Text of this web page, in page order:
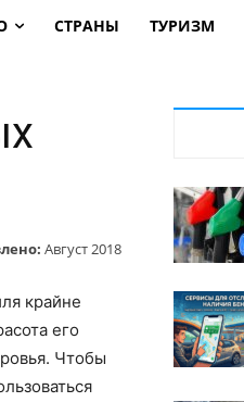
СТРАНЫ ТУРИЗМ
Август 2018
крайне
его
Чтобы